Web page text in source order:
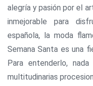
alegría y pasión por el
inmejorable para
española, la moda
Semana Santa es una
Para entenderlo,
multitudinarias